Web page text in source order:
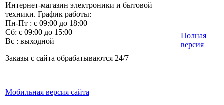
Интернет-магазин электроники и бытовой
техники. График работы:
Пн-Пт : с 09:00 до 18:00
Сб: с 09:00 до 15:00
Вс : выходной
Заказы с сайта обрабатываются 24/7
Мобильная версия сайта
Полная
версия